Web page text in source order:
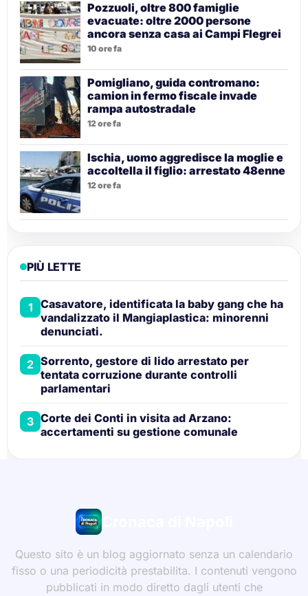
Pozzuoli, oltre 800 famiglie
evacuate: oltre 2000 persone
ancora senza casa ai Campi Flegrei
10 ore fa
Pomigliano, guida contromano:
camion in fermo fiscale invade
rampa autostradale
12 ore fa
Ischia, uomo aggredisce la moglie e
accoltella il figlio: arrestato 48enne
12 ore fa
PIÙ LETTE
1 Casavatore, identificata la baby gang che ha
vandalizzato il Mangiaplastica: minorenni
denunciati.
2 Sorrento, gestore di lido arrestato per
tentata corruzione durante controlli
parlamentari
3 Corte dei Conti in visita ad Arzano:
accertamenti su gestione comunale
Cronaca di Napoli
Questo sito è un blog aggiornato senza un calendario
fisso o una periodicità prestabilita. I contenuti vengono
pubblicati in modo diretto dagli utenti che